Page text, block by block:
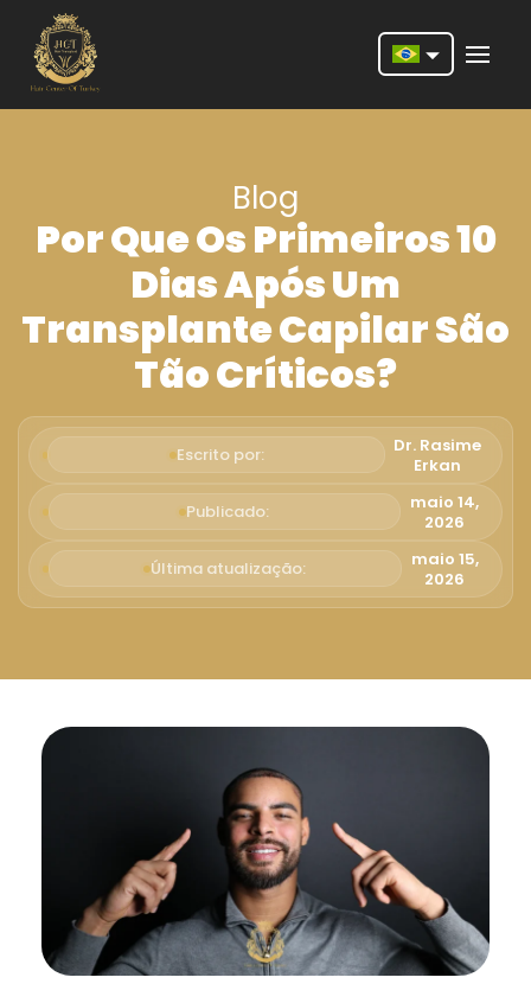
Deutsch
Português
Español
Türkçe
Italiano
Русский
Български
Blog
Por Que Os Primeiros 10
Dias Após Um
Transplante Capilar São
Tão Críticos?
Escrito por:
Dr. Rasime
Erkan
Publicado:
maio 14,
2026
Última atualização:
maio 15,
2026